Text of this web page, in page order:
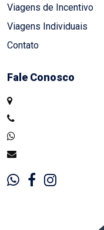
Viagens de Incentivo
Viagens Individuais
Contato
Fale Conosco